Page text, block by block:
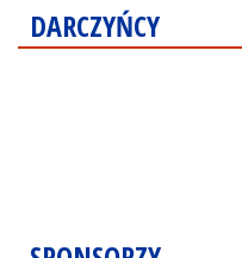
DARCZYŃCY